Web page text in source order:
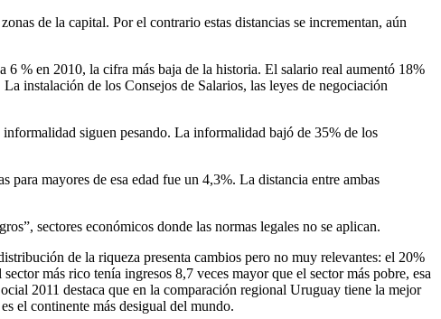
de la capital. Por el contrario estas distancias se incrementan, aún
6 % en 2010, la cifra más baja de la historia. El salario real aumentó 18%
instalación de los Consejos de Salarios, las leyes de negociación
siguen pesando. La informalidad bajó de 35% de los
mayores de esa edad fue un 4,3%. La distancia entre ambas
sectores económicos donde las normas legales no se aplican.
de la riqueza presenta cambios pero no muy relevantes: el 20%
más rico tenía ingresos 8,7 veces mayor que el sector más pobre, esa
2011 destaca que en la comparación regional Uruguay tiene la mejor
el continente más desigual del mundo.